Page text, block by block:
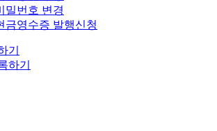
밀번호 변경
금영수증 발행신청
기
하기